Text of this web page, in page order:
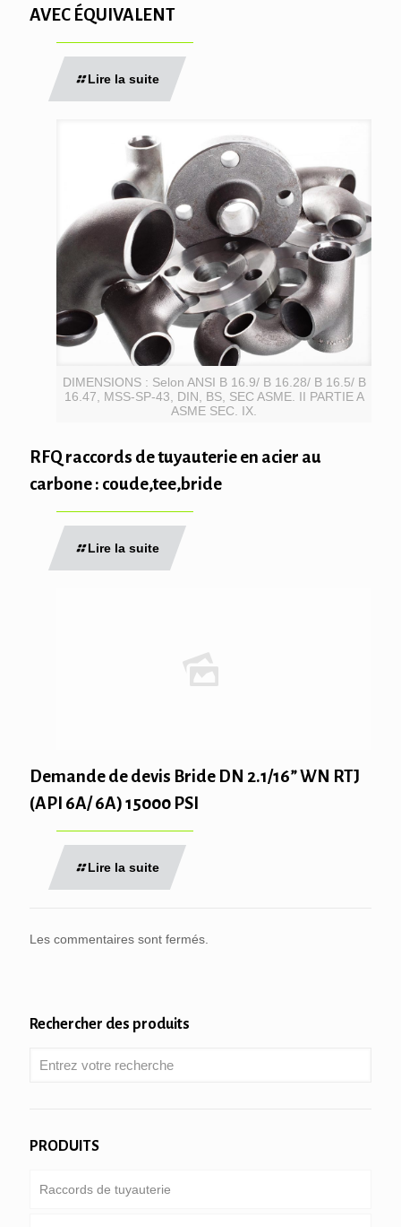
AVEC ÉQUIVALENT
Lire la suite
DIMENSIONS : Selon ANSI B 16.9/ B 16.28/ B 16.5/ B
16.47, MSS-SP-43, DIN, BS, SEC ASME. II PARTIE A
ASME SEC. IX.
RFQ raccords de tuyauterie en acier au
carbone : coude,tee,bride
Lire la suite
Demande de devis Bride DN 2.1/16” WN RTJ
(API 6A/ 6A) 15000 PSI
Lire la suite
Les commentaires sont fermés.
Rechercher des produits
PRODUITS
Raccords de tuyauterie